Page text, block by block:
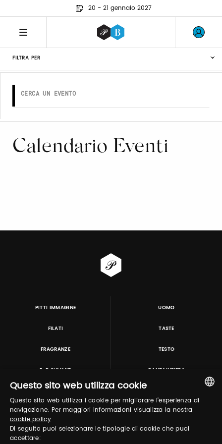
20 - 21 gennaio 2027
FILTRA PER
Calendario Eventi
PITTI IMMAGINE UOMO
FILATI TASTE
FRAGRANZE TESTO
E-P SUMMIT DANZAINFIERA
TUTORING & CONSULTING
ITALIAN
Questo sito web utilizza cookie
Questo sito web utilizza i cookie per migliorare l'esperienza di
navigazione. Per maggiori informazioni visualizza la nostra
cookie policy
Di seguito puoi selezionare le tipologie di cookie che puoi
accettare: